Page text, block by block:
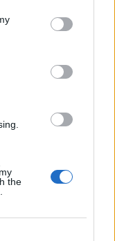
the
έπεισε τους